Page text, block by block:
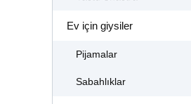
Ev için giysiler
Pijamalar
Sabahlıklar